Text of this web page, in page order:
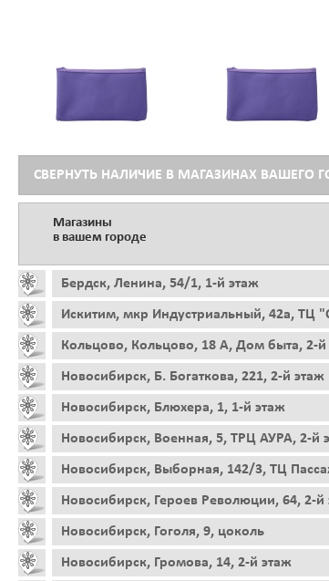
СВЕРНУТЬ НАЛИЧИЕ В МАГАЗИНАХ ВАШЕГО
Магазины
в вашем городе
Бердск, Ленина, 54/1, 1-й этаж
Искитим, мкр Индустриальный, 42а, ТЦ
Кольцово, Кольцово, 18 А, Дом быта, 2-й
Новосибирск, Б. Богаткова, 221, 2-й этаж
Новосибирск, Блюхера, 1, 1-й этаж
Новосибирск, Военная, 5, ТРЦ АУРА, 2-й
Новосибирск, Выборная, 142/3, ТЦ
Новосибирск, Героев Революции, 64, 2-й
Новосибирск, Гоголя, 9, цоколь
Новосибирск, Громова, 14, 2-й этаж